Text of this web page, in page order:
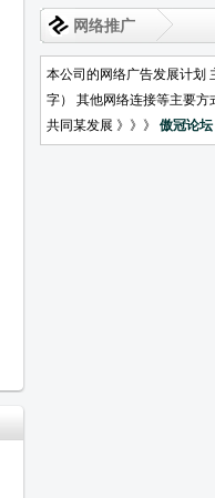
网络推广
本公司的网络广告发展计划
字） 其他网络连接等主要
共同某发展 》》》 傲冠论坛